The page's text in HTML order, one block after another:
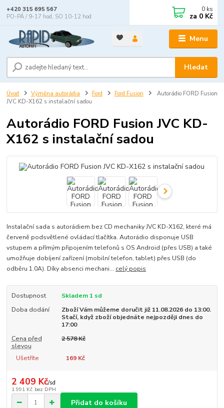
Menu
Hledat
+420 315 695 567
PO-PÁ / 9-17 hod, SO 10-12 hod
0 ks
za 0 Kč
Úvod Výměna autorádia Ford Ford Fusion
Autorádio FORD Fusion
JVC KD-X162 s instalační sadou
Autorádio FORD Fusion JVC KD-
X162 s instalační sadou
Instalační sada s autorádiem bez CD mechaniky JVC KD-X162, které má
červeně podsvětlené ovládací tlačítka. Autorádio disponuje USB
vstupem a přímým připojením telefonů s OS Android (přes USB) a také
umožňuje dobíjení zařízení (mobilní telefon, tablet) přes USB (do
odběru 1.0A). Díky absenci mechani... celý popis
Dostupnost
Skladem 1 sd
Doba dodání
Zboží Vám můžeme doručit již 11.08.2026 do 13:00.
Stačí, když zboží objednáte nejpozději dnes do
17:00
Cena před
slevou
2 578 Kč
Ušetříte 169 Kč
2 409 Kč/sd
1 991 Kč bez DPH
Přidat do košíku